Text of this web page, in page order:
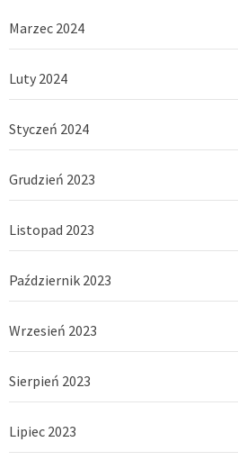
Marzec 2024
Luty 2024
Styczeń 2024
Grudzień 2023
Listopad 2023
Październik 2023
Wrzesień 2023
Sierpień 2023
Lipiec 2023